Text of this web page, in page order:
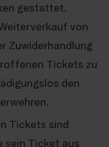
gestattet.
von
Zuwiderhandlung
Tickets zu
den
Tickets sind
sein Ticket aus